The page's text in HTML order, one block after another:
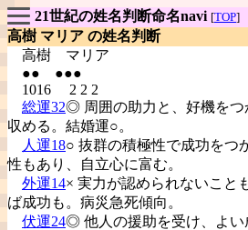
21世紀の姓名判断命名navi [TOP]
高樹 マリア の姓名判断
高樹 マリア
●● ●●●
1016 2 2 2
総運32◎ 周囲の助力と、好機をつ
収める。結婚運○。
人運18○ 抜群の積極性で成功をつ
性もあり、自立心に富む。
外運14× 実力が認められないこと
ば成功も。病災急死傾向。
伏運24◎ 他人の援助を受け、よい